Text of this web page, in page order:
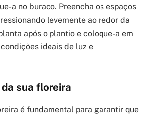
a no buraco. Preencha os espaços
levemente ao redor da
após o plantio e coloque-a em
ideais de luz e
sua floreira
é fundamental para garantir que